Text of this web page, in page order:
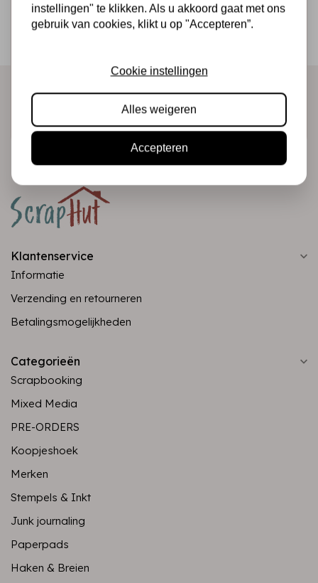
Schrijf je in voor de nieuwsbrief
Ontvang als eerste onze actie en nieuwe producten
Klantenservice
Informatie
Verzending en retourneren
Betalingsmogelijkheden
Categorieën
Scrapbooking
Mixed Media
PRE-ORDERS
Koopjeshoek
Merken
Stempels & Inkt
Junk journaling
Paperpads
Haken & Breien
instellingen" te klikken. Als u akkoord gaat met ons
gebruik van cookies, klikt u op "Accepteren”.
Cookie instellingen
Alles weigeren
Accepteren